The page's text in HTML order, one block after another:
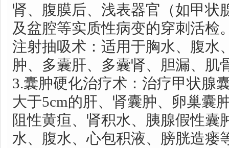
肾、腹膜后、浅表器官（如甲状
及盆腔等实质性病变的穿刺活检
注射抽吸术：适用于胸水、腹水
肿、多囊肝、多囊肾、胆漏、肌
3.囊肿硬化治疗术：治疗甲状腺
大于5cm的肝、肾囊肿、卵巢囊
阻性黄疸、肾积水、胰腺假性囊
水、腹水、心包积液、膀胱造瘘